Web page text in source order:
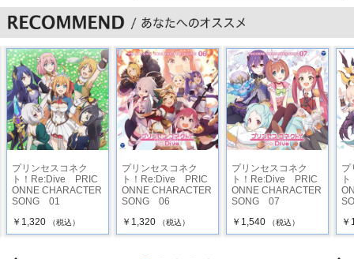
プリンセスコネク
ト！Re:Dive PRIC
ONNE CHARACTER
SONG 01
￥1,320
（税込）
プリンセスコネク
ト！Re:Dive PRIC
ONNE CHARACTER
SONG 06
￥1,320
（税込）
プリンセスコネク
ト！Re:Dive PRIC
ONNE CHARACTER
SONG 07
￥1,540
（税込）
プ